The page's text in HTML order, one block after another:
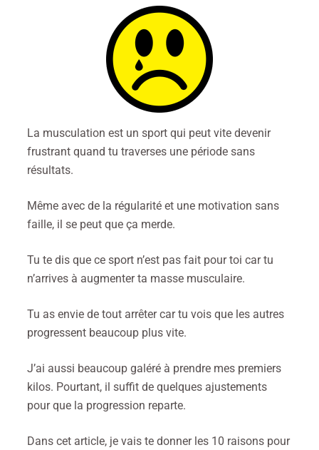
La musculation est un sport qui peut vite devenir
frustrant quand tu traverses une période sans
résultats.
Même avec de la régularité et une motivation sans
faille, il se peut que ça merde.
Tu te dis que ce sport n’est pas fait pour toi car tu
n’arrives à augmenter ta masse musculaire.
Tu as envie de tout arrêter car tu vois que les autres
progressent beaucoup plus vite.
J’ai aussi beaucoup galéré à prendre mes premiers
kilos. Pourtant, il suffit de quelques ajustements
pour que la progression reparte.
Dans cet article, je vais te donner les 10 raisons pour